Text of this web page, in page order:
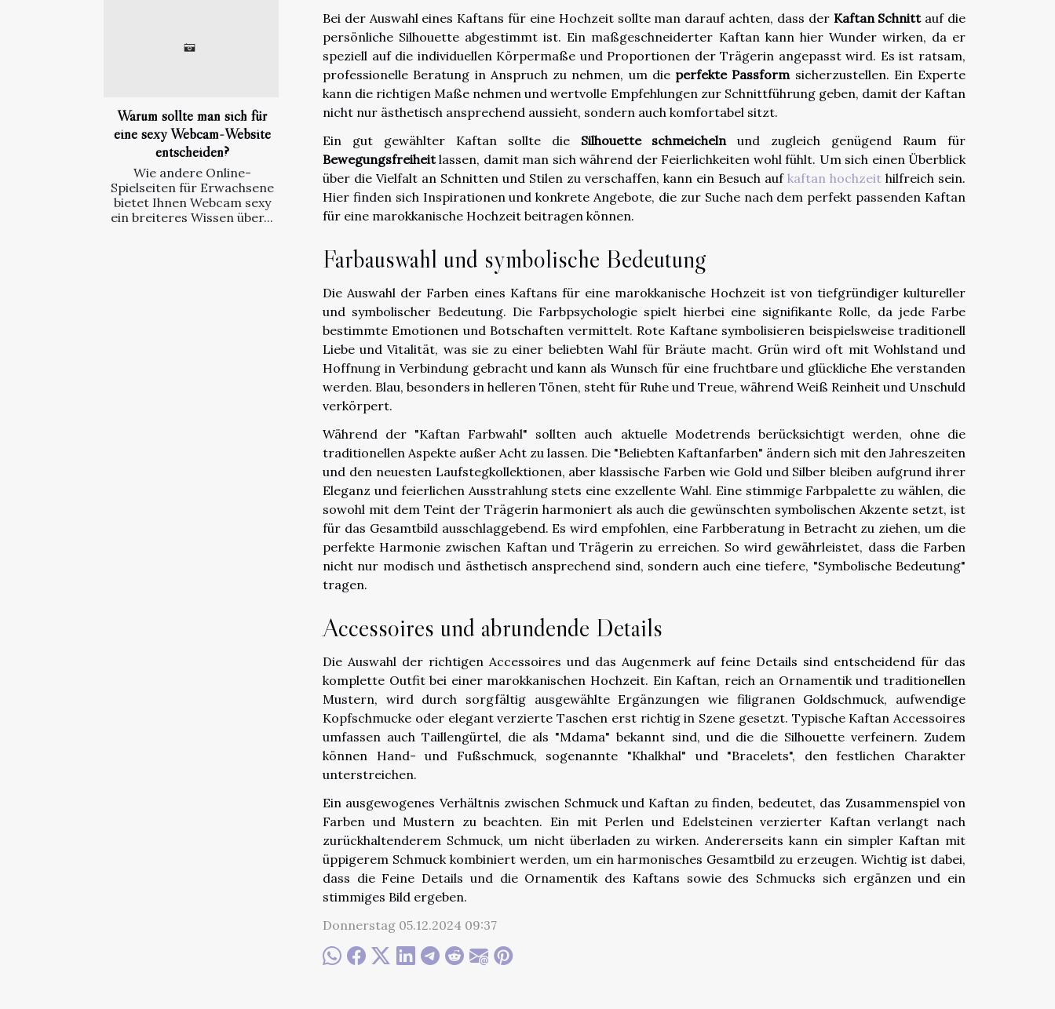
Warum sollte man sich für
eine sexy Webcam-Website
entscheiden?
Wie andere Online-
Spielseiten für Erwachsene
bietet Ihnen Webcam sexy
ein breiteres Wissen über...
Bei der Auswahl eines Kaftans für eine Hochzeit sollte man darauf achten, dass der Kaftan Schnittauf die
persönliche Silhouette abgestimmt ist. Ein maßgeschneiderter Kaftan kann hier Wunder wirken, da er
speziell auf die individuellen Körpermaße und Proportionen der Trägerin angepasst wird. Es ist ratsam,
professionelle Beratung in Anspruch zu nehmen, um die perfekte Passform sicherzustellen. Ein Experte
kann die richtigen Maße nehmen und wertvolle Empfehlungen zur Schnittführung geben, damit der Kaftan
nicht nur ästhetisch ansprechend aussieht, sondern auch komfortabel sitzt.
Ein gut gewählter Kaftan sollte die Silhouette schmeicheln und zugleich genügend Raum für
Bewegungsfreiheitlassen, damit man sich während der Feierlichkeiten wohl fühlt. Um sich einen Überblick
über die Vielfalt an Schnitten und Stilen zu verschaffen, kann ein Besuch auf kaftan hochzeit hilfreich sein.
Hier finden sich Inspirationen und konkrete Angebote, die zur Suche nach dem perfekt passenden Kaftan
für eine marokkanische Hochzeit beitragen können.
Farbauswahl und symbolische Bedeutung
Die Auswahl der Farben eines Kaftans für eine marokkanische Hochzeit ist von tiefgründiger kultureller
und symbolischer Bedeutung. Die Farbpsychologie spielt hierbei eine signifikante Rolle, da jede Farbe
bestimmte Emotionen und Botschaften vermittelt. Rote Kaftane symbolisieren beispielsweise traditionell
Liebe und Vitalität, was sie zu einer beliebten Wahl für Bräute macht. Grün wird oft mit Wohlstand und
Hoffnung in Verbindung gebracht und kann als Wunsch für eine fruchtbare und glückliche Ehe verstanden
werden. Blau, besonders in helleren Tönen, steht für Ruhe und Treue, während Weiß Reinheit und Unschuld
verkörpert.
Während der "Kaftan Farbwahl" sollten auch aktuelle Modetrends berücksichtigt werden, ohne die
traditionellen Aspekte außer Acht zu lassen. Die "Beliebten Kaftanfarben" ändern sich mit den Jahreszeiten
und den neuesten Laufstegkollektionen, aber klassische Farben wie Gold und Silber bleiben aufgrund ihrer
Eleganz und feierlichen Ausstrahlung stets eine exzellente Wahl. Eine stimmige Farbpalette zu wählen, die
sowohl mit dem Teint der Trägerin harmoniert als auch die gewünschten symbolischen Akzente setzt, ist
für das Gesamtbild ausschlaggebend. Es wird empfohlen, eine Farbberatung in Betracht zu ziehen, um die
perfekte Harmonie zwischen Kaftan und Trägerin zu erreichen. So wird gewährleistet, dass die Farben
nicht nur modisch und ästhetisch ansprechend sind, sondern auch eine tiefere, "Symbolische Bedeutung"
tragen.
Accessoires und abrundende Details
Die Auswahl der richtigen Accessoires und das Augenmerk auf feine Details sind entscheidend für das
komplette Outfit bei einer marokkanischen Hochzeit. Ein Kaftan, reich an Ornamentik und traditionellen
Mustern, wird durch sorgfältig ausgewählte Ergänzungen wie filigranen Goldschmuck, aufwendige
Kopfschmucke oder elegant verzierte Taschen erst richtig in Szene gesetzt. Typische Kaftan Accessoires
umfassen auch Taillengürtel, die als "Mdama" bekannt sind, und die die Silhouette verfeinern. Zudem
können Hand- und Fußschmuck, sogenannte "Khalkhal" und "Bracelets", den festlichen Charakter
unterstreichen.
Ein ausgewogenes Verhältnis zwischen Schmuck und Kaftan zu finden, bedeutet, das Zusammenspiel von
Farben und Mustern zu beachten. Ein mit Perlen und Edelsteinen verzierter Kaftan verlangt nach
zurückhaltenderem Schmuck, um nicht überladen zu wirken. Andererseits kann ein simpler Kaftan mit
üppigerem Schmuck kombiniert werden, um ein harmonisches Gesamtbild zu erzeugen. Wichtig ist dabei,
dass die Feine Details und die Ornamentik des Kaftans sowie des Schmucks sich ergänzen und ein
stimmiges Bild ergeben.
Donnerstag 05.12.2024 09:37